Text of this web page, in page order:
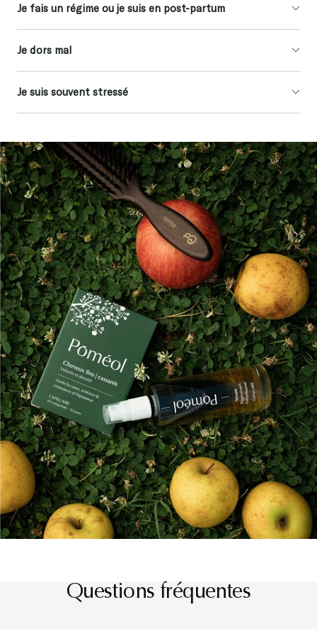
Je fais un régime ou je suis en post-partum
Je dors mal
Je suis souvent stressé
Questions fréquentes